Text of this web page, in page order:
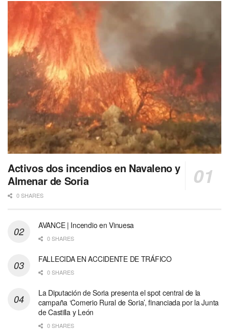
Activos dos incendios en Navaleno y
Almenar de Soria
0 SHARES
AVANCE | Incendio en Vinuesa
0 SHARES
FALLECIDA EN ACCIDENTE DE TRÁFICO
0 SHARES
La Diputación de Soria presenta el spot central de la
campaña ‘Comerio Rural de Soria’, financiada por la Junta
de Castilla y León
0 SHARES